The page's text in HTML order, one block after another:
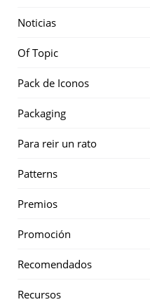
Noticias
Of Topic
Pack de Iconos
Packaging
Para reir un rato
Patterns
Premios
Promoción
Recomendados
Recursos